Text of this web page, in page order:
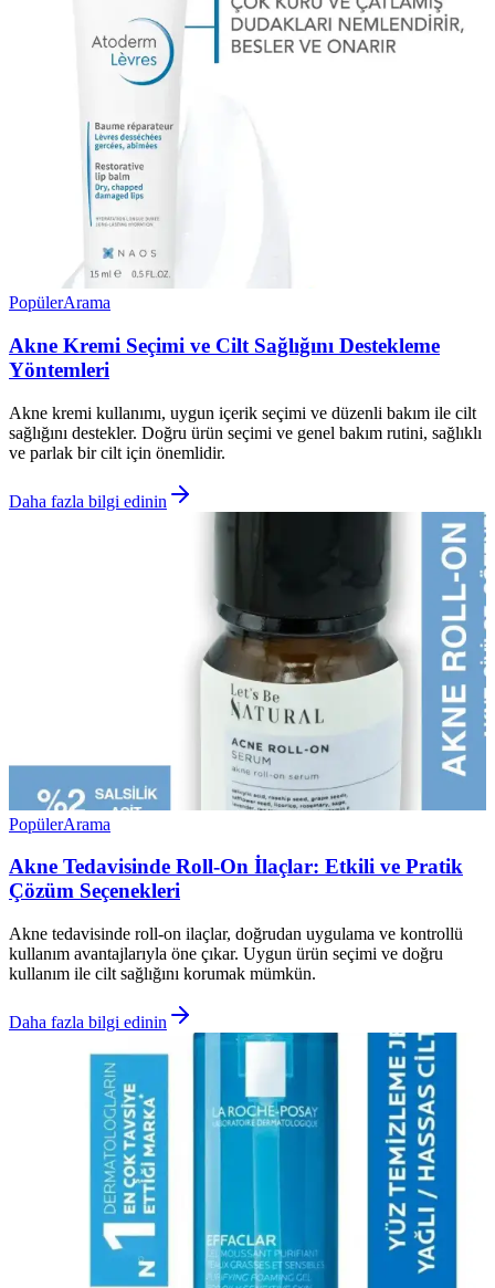
PopülerArama
Akne Kremi Seçimi ve Cilt Sağlığını Destekleme
Yöntemleri
Akne kremi kullanımı, uygun içerik seçimi ve düzenli bakım ile cilt
sağlığını destekler. Doğru ürün seçimi ve genel bakım rutini, sağlıklı
ve parlak bir cilt için önemlidir.
Daha fazla bilgi edinin
PopülerArama
Akne Tedavisinde Roll-On İlaçlar: Etkili ve Pratik
Çözüm Seçenekleri
Akne tedavisinde roll-on ilaçlar, doğrudan uygulama ve kontrollü
kullanım avantajlarıyla öne çıkar. Uygun ürün seçimi ve doğru
kullanım ile cilt sağlığını korumak mümkün.
Daha fazla bilgi edinin